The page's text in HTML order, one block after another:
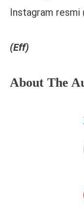
Instagram resmi
(Eff)
About The